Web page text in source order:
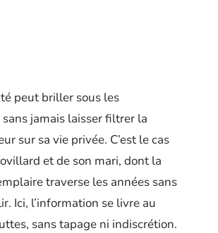
peut briller sous les
jamais laisser filtrer la
sur sa vie privée. C’est le cas
et de son mari, dont la
traverse les années sans
Ici, l’information se livre au
sans tapage ni indiscrétion.